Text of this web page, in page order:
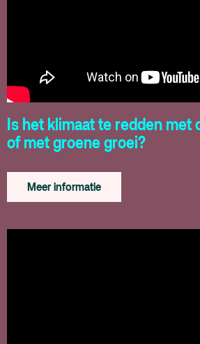
Is het klimaat te redden met
of met groene groei?
Meer informatie